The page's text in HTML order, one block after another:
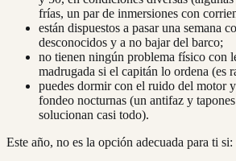
frías, un par de inmersiones con
están dispuestos a pasar una semana
desconocidos y a no bajar del barco;
no tienen ningún problema físico con
madrugada si el capitán lo ordena (es
puedes dormir con el ruido del motor
fondeo nocturnas (un antifaz y
solucionan casi todo).
Este año, no es la opción adecuada para ti si: